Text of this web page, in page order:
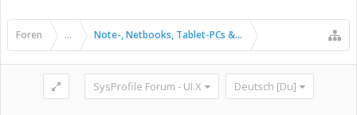
Foren ... Note-, Netbooks, Tablet-PCs & Pads
SysProfile Forum - UI.X Deutsch [Du]